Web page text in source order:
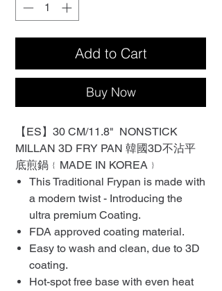
Add to Cart
Buy Now
【ES】30 CM/11.8" NONSTICK
MILLAN 3D FRY PAN 韓國3D不沾平
底煎鍋﹛MADE IN KOREA﹜
This Traditional Frypan is made with
a modern twist - Introducing the
ultra premium Coating.
FDA approved coating material.
Easy to wash and clean, due to 3D
coating.
Hot-spot free base with even heat